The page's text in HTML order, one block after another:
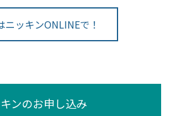
ニッキンONLINEで！
ンのお申し込み